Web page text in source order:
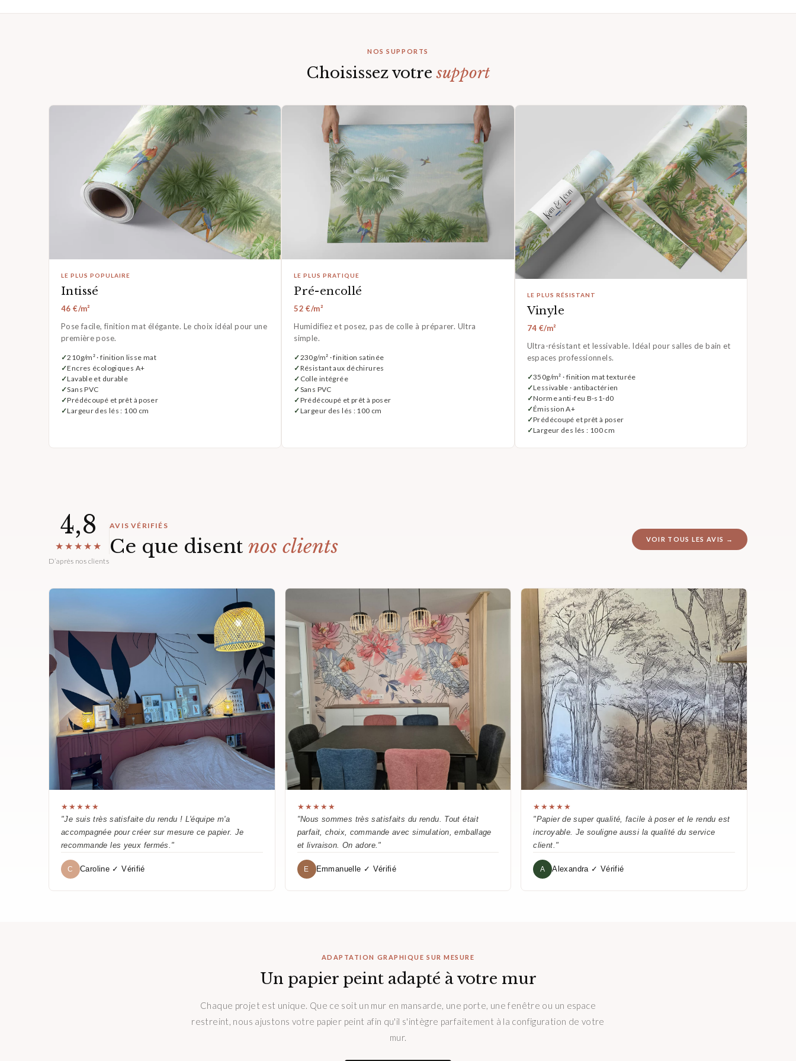
NOS SUPPORTS
Choisissez votresupport
LE PLUS POPULAIRE
Intissé
46 €/m²
Pose facile, finition mat élégante. Le choix idéal pour une
première pose.
210g/m² · finition lisse mat
Encres écologiques A+
Lavable et durable
Sans PVC
Prédécoupé et prêt à poser
Largeur des lés : 100 cm
LE PLUS PRATIQUE
Pré-encollé
52 €/m²
Humidifiez et posez, pas de colle à préparer. Ultra
simple.
230g/m² · finition satinée
Résistant aux déchirures
Colle intégrée
Sans PVC
Prédécoupé et prêt à poser
Largeur des lés : 100 cm
LE PLUS RÉSISTANT
Vinyle
74 €/m²
Ultra-résistant et lessivable. Idéal pour salles de bain et
espaces professionnels.
350g/m² · finition mat texturée
Lessivable · antibactérien
Norme anti-feu B-s1-d0
Émission A+
Prédécoupé et prêt à poser
Largeur des lés : 100 cm
4,8
★★★★★
D’après nos clients
AVIS VÉRIFIÉS
Ce que disentnos clients VOIR TOUS LES AVIS →
★★★★★
"Je suis très satisfaite du rendu ! L'équipe m'a
accompagnée pour créer sur mesure ce papier. Je
recommande les yeux fermés."
C Caroline ✓ Vérifié
★★★★★
"Nous sommes très satisfaits du rendu. Tout était
parfait, choix, commande avec simulation, emballage
et livraison. On adore."
E Emmanuelle ✓ Vérifié
★★★★★
"Papier de super qualité, facile à poser et le rendu est
incroyable. Je souligne aussi la qualité du service
client."
A Alexandra ✓ Vérifié
ADAPTATION GRAPHIQUE SUR MESURE
Un papier peint adapté à votre mur
Chaque projet est unique. Que ce soit un mur en mansarde, une porte, une fenêtre ou un espace
restreint, nous ajustons votre papier peint afin qu'il s'intègre parfaitement à la configuration de votre
mur.